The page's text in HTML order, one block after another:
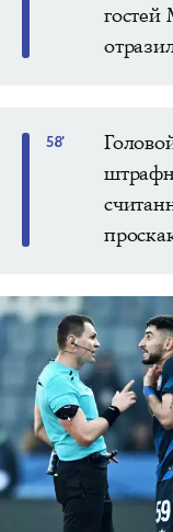
58'